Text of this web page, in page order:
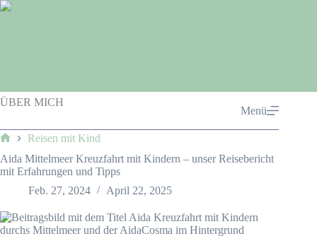
Zum
ÜBER MICH
Menü
Reisen mit Kind
Aida Mittelmeer Kreuzfahrt mit Kindern – unser Reisebericht
mit Erfahrungen und Tipps
Feb. 27, 2024
April 22, 2025